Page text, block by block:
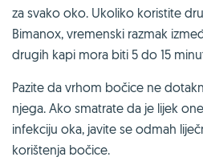
za svako oko. Ukoliko koristite
Bimanox, vremenski razmak
drugih kapi mora biti 5 do 15
Pazite da vrhom bočice ne
njega. Ako smatrate da je lijek
infekciju oka, javite se odmah
korištenja bočice.